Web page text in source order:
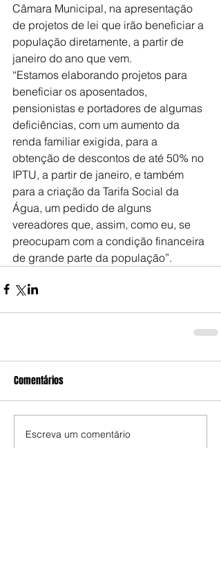
Câmara Municipal, na apresentação
de projetos de lei que irão beneficiar a
população diretamente, a partir de
janeiro do ano que vem.
“Estamos elaborando projetos para
beneficiar os aposentados,
pensionistas e portadores de algumas
deficiências, com um aumento da
renda familiar exigida, para a
obtenção de descontos de até 50% no
IPTU, a partir de janeiro, e também
para a criação da Tarifa Social da
Água, um pedido de alguns
vereadores que, assim, como eu, se
preocupam com a condição financeira
de grande parte da população”.
Comentários
Escreva um comentário